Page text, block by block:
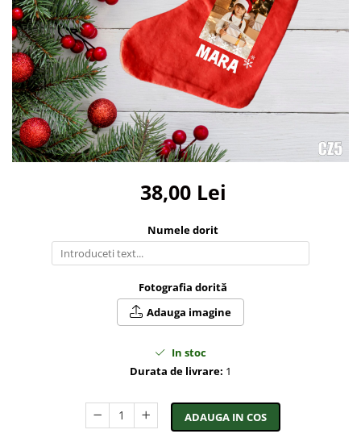
Bidoane si termosuri sportive
Sepci
Trofee
38,00 Lei
Numele dorit
Fotografia dorită
Adauga imagine
In stoc
Durata de livrare: 1
ADAUGA IN COS